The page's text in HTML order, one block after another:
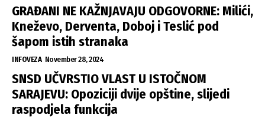
GRAĐANI NE KAŽNJAVAJU ODGOVORNE: Milići,
Kneževo, Derventa, Doboj i Teslić pod
šapom istih stranaka
INFOVEZA November 28, 2024
SNSD UČVRSTIO VLAST U ISTOČNOM
SARAJEVU: Opoziciji dvije opštine, slijedi
raspodjela funkcija